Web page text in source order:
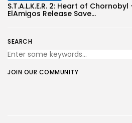
SEARCH
JOIN OUR COMMUNITY
S.T.A.L.K.E.R. 2: Heart of
ElAmigos Release Save...